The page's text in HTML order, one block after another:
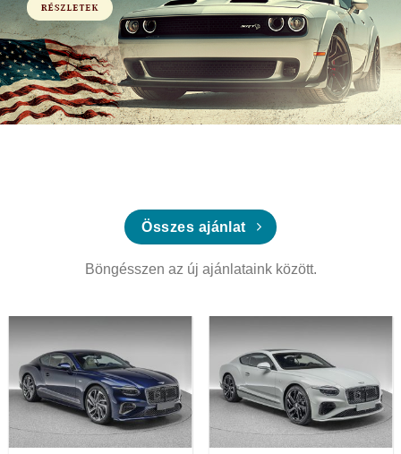
Összes ajánlat
Böngésszen az új ajánlataink között.